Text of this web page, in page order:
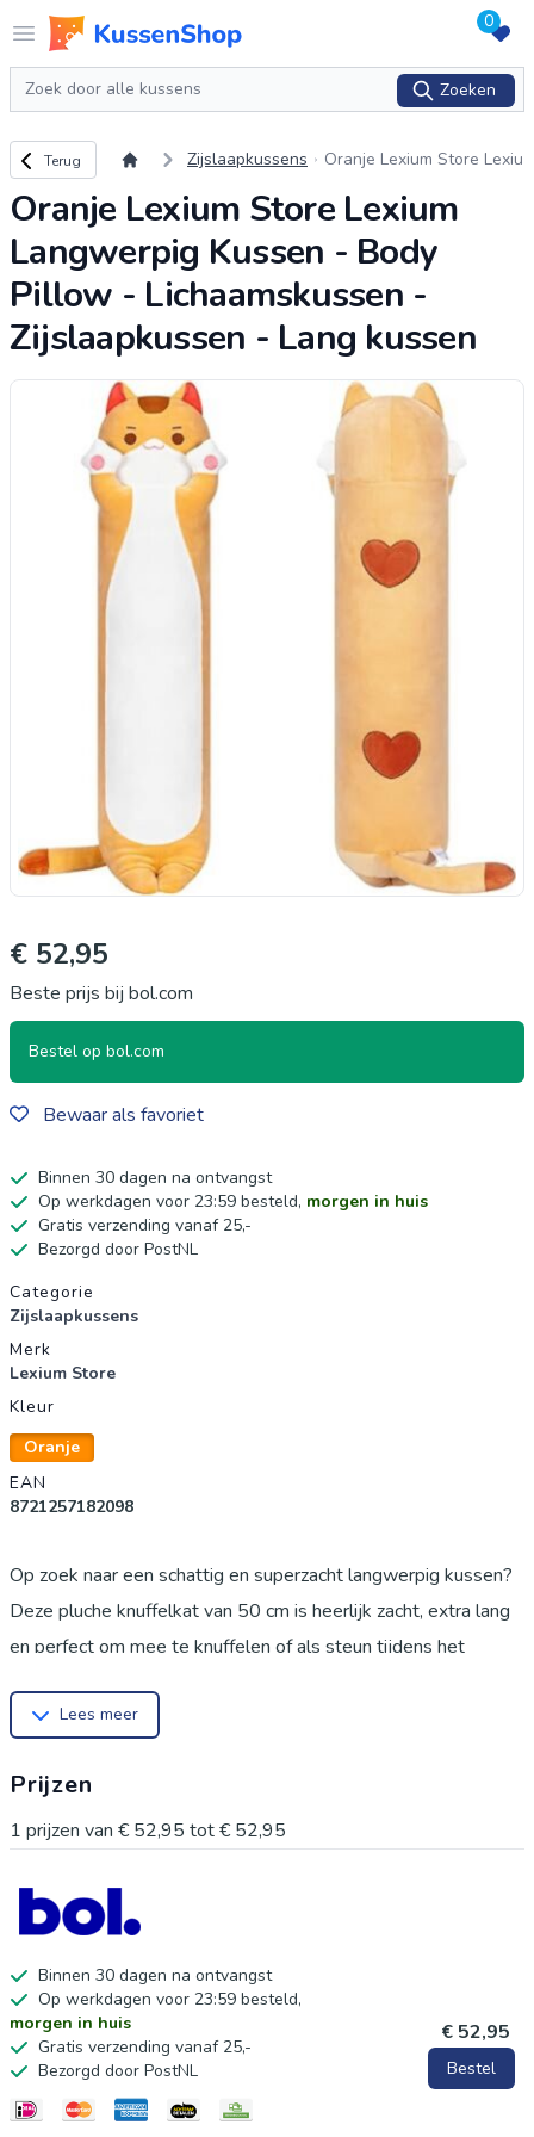
Open menu
Logo www.kussenshop.nl 0
Zoeken
Zoeken
Terug naar overzicht
Terug Zijslaapkussens
Oranje Lexium Store Lexiu
ody Pillow - Lichaamskuss
g...
Oranje Lexium Store Lexium
Langwerpig Kussen - Body
Pillow - Lichaamskussen -
Zijslaapkussen - Lang kussen
€ 52,95
Beste prijs bij bol.com
Bestel op bol.com
Bewaar als favoriet
Binnen 30 dagen na ontvangst
Op werkdagen voor 23:59 besteld, morgen in huis
Gratis verzending vanaf 25,-
Bezorgd door PostNL
Productgegevens
Categorie
Zijslaapkussens
Merk
Lexium Store
Kleur
Oranje
EAN
8721257182098
Op zoek naar een schattig en superzacht langwerpig kussen?
Deze pluche knuffelkat van 50 cm is heerlijk zacht, extra lang
en perfect om mee te knuffelen of als steun tijdens het
speelkameraadje – een onweerstaanbaar cadeau voor jong en
Gemaakt van extra zacht elastaan en gevuld met donzige
vulling
knuffelmaatje
Geschikt voor baby’s, kinderen en volwassenen
Verlicht stress en zorgt voor troostmomenten op elk moment
van de dag
Perfect cadeau voor verjaardagen, feestdagen of zomaar
Komt vacuüm verpakt aan: heeft tijd nodig om volledig uit te
zetten
Lees meer
Prijzen
1 prijzen van € 52,95 tot€ 52,95
Binnen 30 dagen na ontvangst
Op werkdagen voor 23:59 besteld,
morgen in huis
Gratis verzending vanaf 25,-
Bezorgd door PostNL
€ 52,95
Bestel